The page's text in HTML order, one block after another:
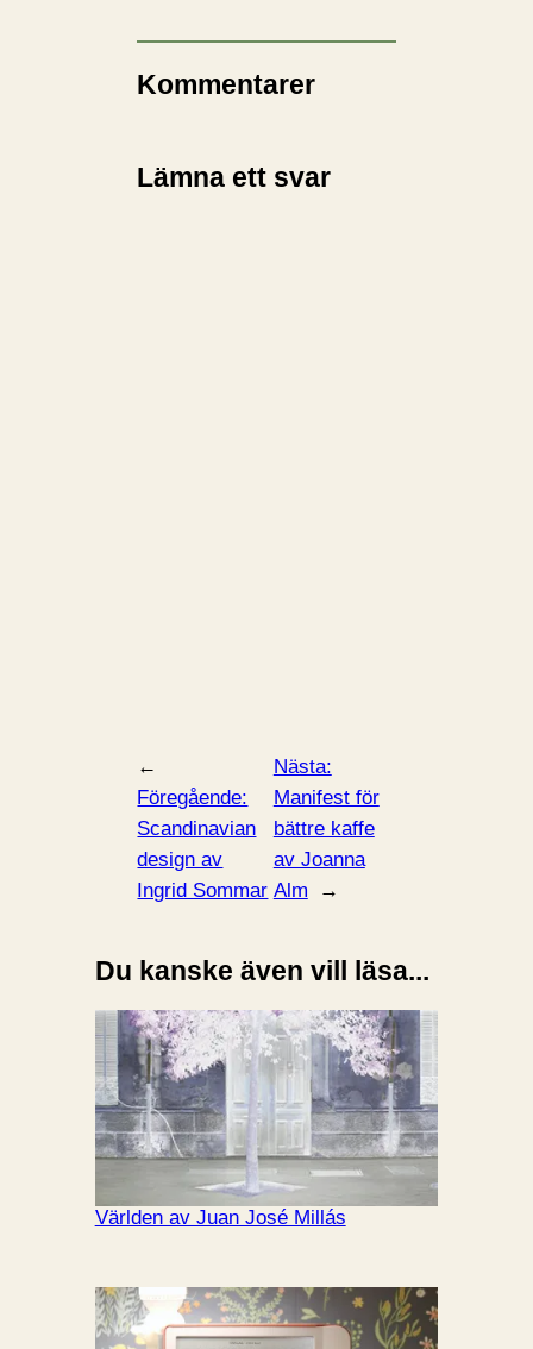
Kommentarer
Lämna ett svar
←
Föregående:
Scandinavian
design av
Ingrid Sommar
Nästa:
Manifest för
bättre kaffe
av Joanna
Alm
→
Du kanske även vill läsa...
Världen av Juan José Millás